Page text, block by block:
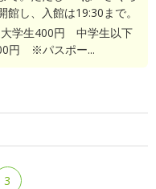
し、入館は19:30まで。
学生400円 中学生以下
円 ※パスポー...
3